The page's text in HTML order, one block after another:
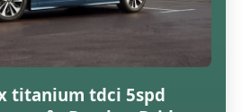
titanium tdci 5spd